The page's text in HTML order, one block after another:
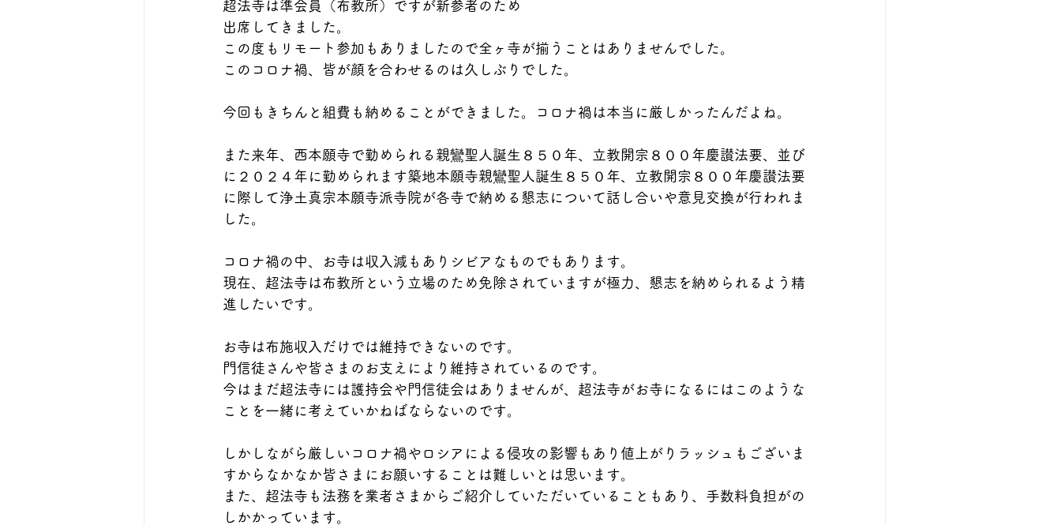
超法寺は準会員（布教所）ですが新参者のため
出席してきました。
この度もリモート参加もありましたので全ヶ寺が揃うことはありませんでした。
このコロナ禍、皆が顔を合わせるのは久しぶりでした。
今回もきちんと組費も納めることができました。コロナ禍は本当に厳しかったんだよね。
また来年、西本願寺で勤められる親鸞聖人誕生８５０年、立教開宗８００年慶讃法要、並び
に２０２４年に勤められます築地本願寺親鸞聖人誕生８５０年、立教開宗８００年慶讃法要
に際して浄土真宗本願寺派寺院が各寺で納める懇志について話し合いや意見交換が行われま
した。
コロナ禍の中、お寺は収入減もありシビアなものでもあります。
現在、超法寺は布教所という立場のため免除されていますが極力、懇志を納められるよう精
進したいです。
お寺は布施収入だけでは維持できないのです。
門信徒さんや皆さまのお支えにより維持されているのです。
今はまだ超法寺には護持会や門信徒会はありませんが、超法寺がお寺になるにはこのような
ことを一緒に考えていかねばならないのです。
しかしながら厳しいコロナ禍やロシアによる侵攻の影響もあり値上がりラッシュもございま
すからなかなか皆さまにお願いすることは難しいとは思います。
また、超法寺も法務を業者さまからご紹介していただいていることもあり、手数料負担がの
しかかっています。